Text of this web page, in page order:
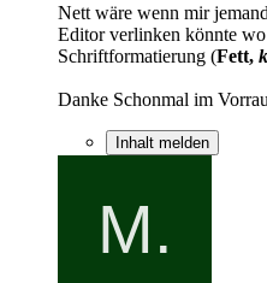
Nett wäre wenn mir
Editor verlinken könnte
Schriftformatierung (Fett,
Danke Schonmal im
Inhalt melden